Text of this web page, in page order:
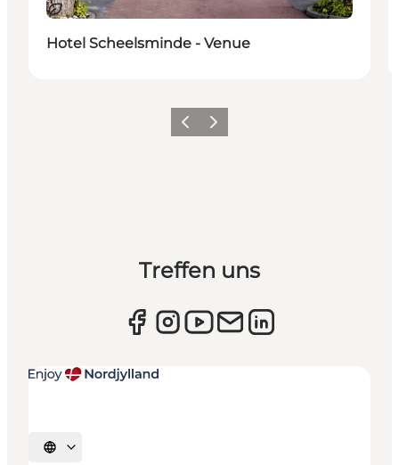
Nachhaltig
Hotel Scheelsminde - Venue
ZurückWeiter
Treffen uns
Sprache auswählen